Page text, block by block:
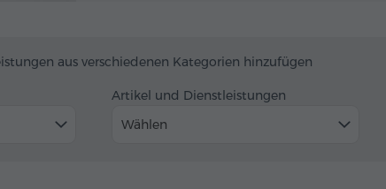
aus verschiedenen Kategorien hinzufügen
Artikel und Dienstleistungen
Wählen